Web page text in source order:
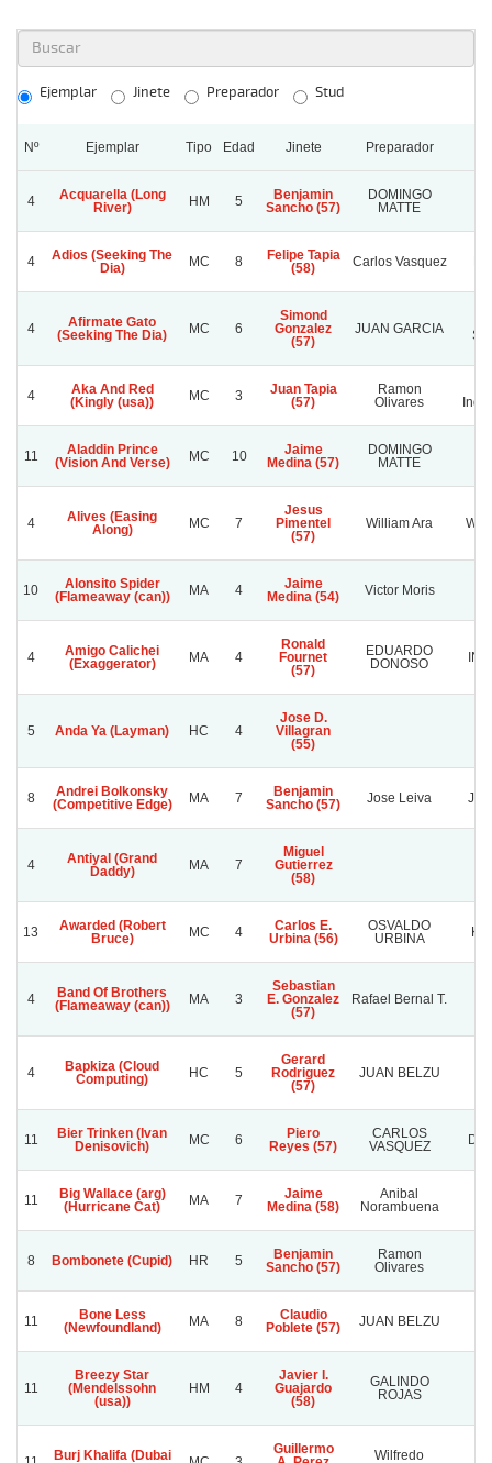
Ejemplar Jinete Preparador Stud
Nº Ejemplar Tipo Edad Jinete Preparador
4
Acquarella (Long
River)
HM 5
Benjamin
Sancho (57)
DOMINGO
MATTE
4
Adios (Seeking The
Dia)
MC 8
Felipe Tapia
(58)
Carlos Vasquez
4
Afirmate Gato
(Seeking The Dia)
MC 6
Simond
Gonzalez
(57)
JUAN GARCIA
4
Aka And Red
(Kingly (usa))
MC 3
Juan Tapia
(57)
Ramon
Olivares
11
Aladdin Prince
(Vision And Verse)
MC 10
Jaime
Medina (57)
DOMINGO
MATTE
4
Alives (Easing
Along)
MC 7
Jesus
Pimentel
(57)
William Ara
10
Alonsito Spider
(Flameaway (can))
MA 4
Jaime
Medina (54)
Victor Moris
4
Amigo Calichei
(Exaggerator)
MA 4
Ronald
Fournet
(57)
EDUARDO
DONOSO
5 Anda Ya (Layman) HC 4
Jose D.
Villagran
(55)
8
Andrei Bolkonsky
(Competitive Edge)
MA 7
Benjamin
Sancho (57)
Jose Leiva
4
Antiyal (Grand
Daddy)
MA 7
Miguel
Gutierrez
(58)
13
Awarded (Robert
Bruce)
MC 4
Carlos E.
Urbina (56)
OSVALDO
URBINA
4
Band Of Brothers
(Flameaway (can))
MA 3
Sebastian
E. Gonzalez
(57)
Rafael Bernal T.
4
Bapkiza (Cloud
Computing)
HC 5
Gerard
Rodriguez
(57)
JUAN BELZU
11
Bier Trinken (Ivan
Denisovich)
MC 6
Piero
Reyes (57)
CARLOS
VASQUEZ
11
Big Wallace (arg)
(Hurricane Cat)
MA 7
Jaime
Medina (58)
Anibal
Norambuena
8 Bombonete (Cupid) HR 5
Benjamin
Sancho (57)
Ramon
Olivares
11
Bone Less
(Newfoundland)
MA 8
Claudio
Poblete (57)
JUAN BELZU
11
Breezy Star
(Mendelssohn
(usa))
HM 4
Javier I.
Guajardo
(58)
GALINDO
ROJAS
Burj Khalifa (Dubai
Guillermo
Wilfredo